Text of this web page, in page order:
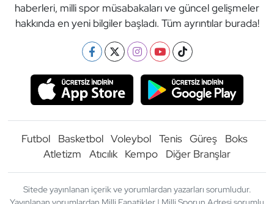
haberleri, milli spor müsabakaları ve güncel gelişmeler
hakkında en yeni bilgiler başladı. Tüm ayrıntılar burada!
Futbol Basketbol Voleybol Tenis Güreş
Boks
Atletizm
Atıcılık Kempo Diğer Branşlar
Sitede yayınlanan içerik ve yorumlardan yazarları sorumludur.